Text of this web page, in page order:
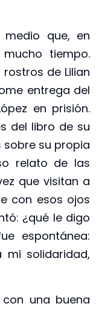
que, en
tiempo.
de Lilian
entrega del
en prisión.
del libro de su
su propia
relato de las
que visitan a
con esos ojos
¿qué le digo
espontánea:
mi solidaridad,
una buena